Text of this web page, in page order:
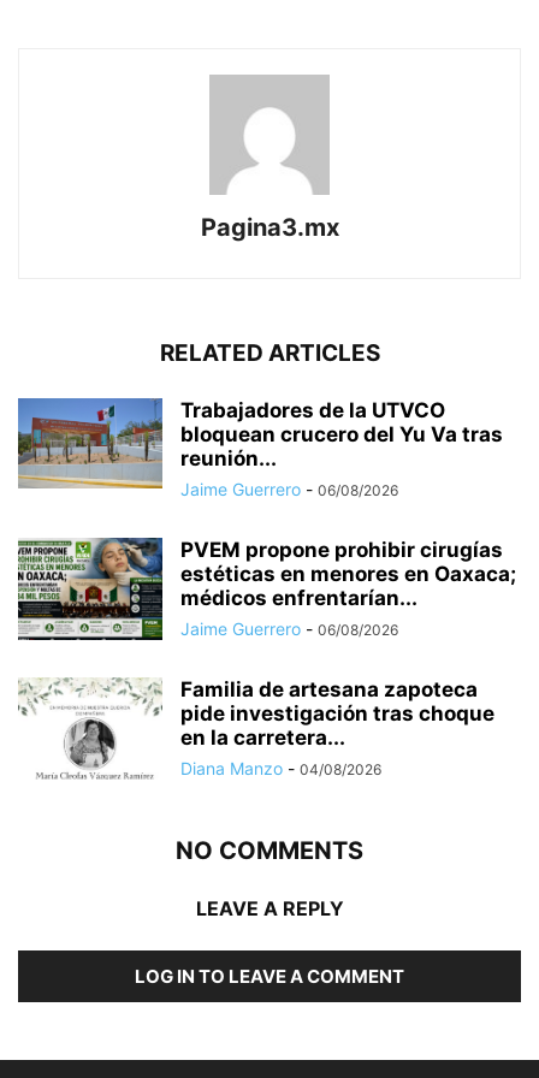
Pagina3.mx
RELATED ARTICLES
Trabajadores de la UTVCO
bloquean crucero del Yu Va tras
reunión...
Jaime Guerrero - 06/08/2026
PVEM propone prohibir cirugías
estéticas en menores en Oaxaca;
médicos enfrentarían...
Jaime Guerrero - 06/08/2026
Familia de artesana zapoteca
pide investigación tras choque
en la carretera...
Diana Manzo - 04/08/2026
NO COMMENTS
LEAVE A REPLY
LOG IN TO LEAVE A COMMENT